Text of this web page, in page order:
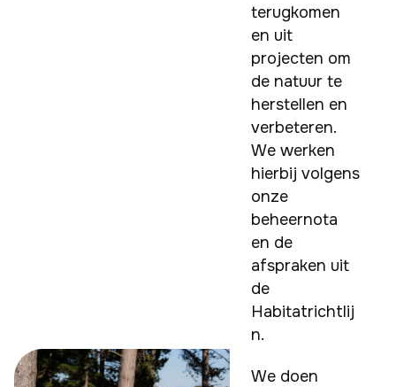
terugkomen
en uit
projecten om
de natuur te
herstellen en
verbeteren.
We werken
hierbij volgens
onze
beheernota
en de
afspraken uit
de
Habitatrichtlij
n.
We doen